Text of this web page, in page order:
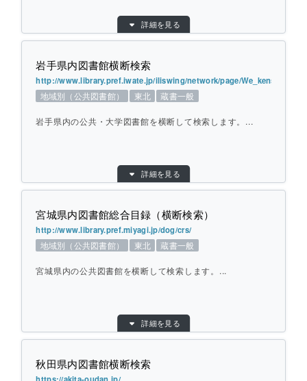
新聞雑誌
rh/
提供元： 北海道立図書館
対象館数： 121
地域： 北海道
を検索します。
詳細を見る
岩手県内図書館横断検索
http://www.library.pref.iwate.jp/iliswing/network/page/We_kensaku/
地域別（公共図書館） 東北 蔵書一般
岩手県内の公共・大学図書館を横断して検索します。...
蔵書一般
ork/page/We_kensaku/oudan_index.html
提供元： 岩手県立図書館
対象館数： 28
地域： 東北
索します。
個別ページを開く
詳細を見る
宮城県内図書館総合目録（横断検索）
http://www.library.pref.miyagi.jp/dog/crs/
地域別（公共図書館） 東北 蔵書一般
宮城県内の公共図書館を横断して検索します。...
蔵書一般
提供元： 宮城県立図書館
詳細を見る
秋田県内図書館横断検索